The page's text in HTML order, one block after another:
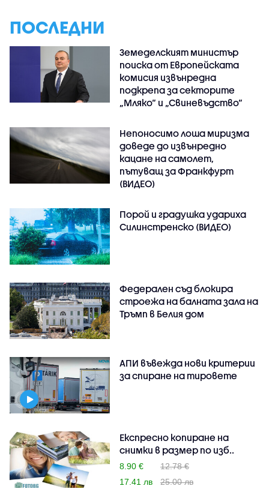
ПОСЛЕДНИ
Земеделският министър
поиска от Европейската
комисия извънредна
подкрепа за секторите
„Мляко“ и „Свиневъдство“
Непоносимо лоша миризма
доведе до извънредно
кацане на самолет,
пътуващ за Франкфурт
(ВИДЕО)
Порой и градушка удариха
Силинстренско (ВИДЕО)
Федерален съд блокира
строежа на балната зала на
Тръмп в Белия дом
АПИ въвежда нови критерии
за спиране на тировете
Експресно копиране на
снимки в размер по изб..
8.90 €
12.78 €
17.41 лв
25.00 лв